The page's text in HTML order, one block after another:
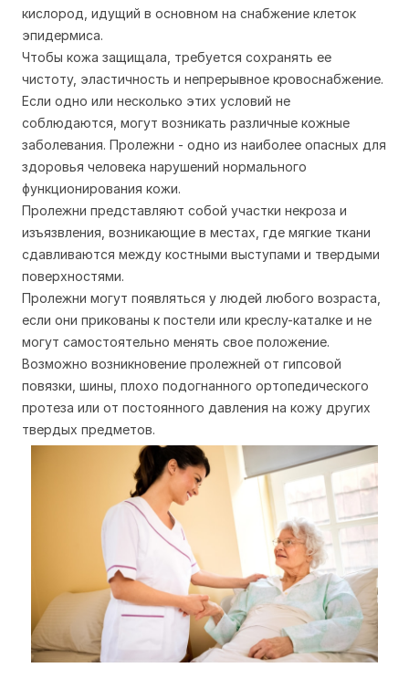
кислород, идущий в основном на снабжение клеток
эпидермиса.
Чтобы кожа защищала, требуется сохранять ее
чистоту, эластичность и непрерывное кровоснабжение.
Если одно или несколько этих условий не
соблюдаются, могут возникать различные кожные
заболевания. Пролежни - одно из наиболее опасных для
здоровья человека нарушений нормального
функционирования кожи.
Пролежни представляют собой участки некроза и
изъязвления, возникающие в местах, где мягкие ткани
сдавливаются между костными выступами и твердыми
поверхностями.
Пролежни могут появляться у людей любого возраста,
если они прикованы к постели или креслу-каталке и не
могут самостоятельно менять свое положение.
Возможно возникновение пролежней от гипсовой
повязки, шины, плохо подогнанного ортопедического
протеза или от постоянного давления на кожу других
твердых предметов.